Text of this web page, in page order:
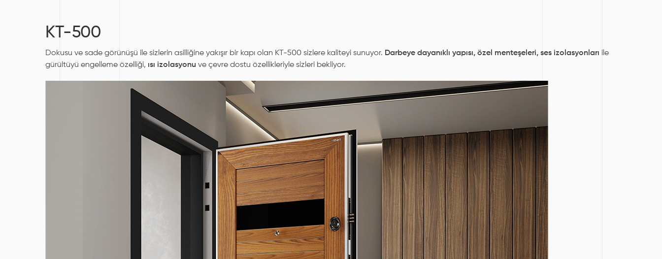
KT-500
Dokusu ve sade görünüşü ile sizlerin asilliğine yakışır bir kapı olan KT-500 sizlere kaliteyi sunuyor. Darbeye dayanıklı yapısı, özel menteşeleri, ses izolasyonları ile
gürültüyü engelleme özelliği, ısı izolasyonu ve çevre dostu özellikleriyle sizleri bekliyor.